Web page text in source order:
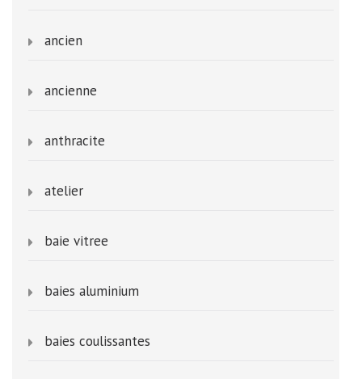
ancien
ancienne
anthracite
atelier
baie vitree
baies aluminium
baies coulissantes